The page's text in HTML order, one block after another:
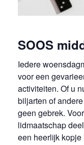
SOOS
Iedere
voor een
activiteiten. Of u
biljarten of
geen gebrek.
lidmaatschap
een heerlijk kopje